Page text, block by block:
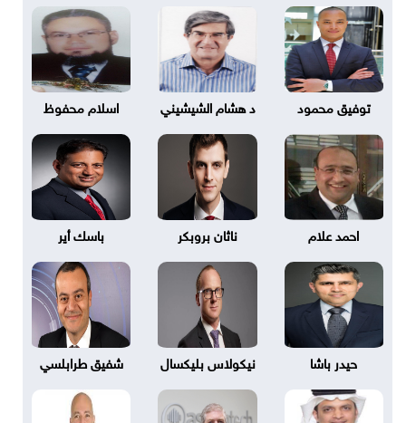
توفيق محمود د هشام الشيشيني اسلام محفوظ
احمد علام ناثان بروبكر باسك أير
حيدر باشا نيكولاس بليكسال شفيق طرابلسي